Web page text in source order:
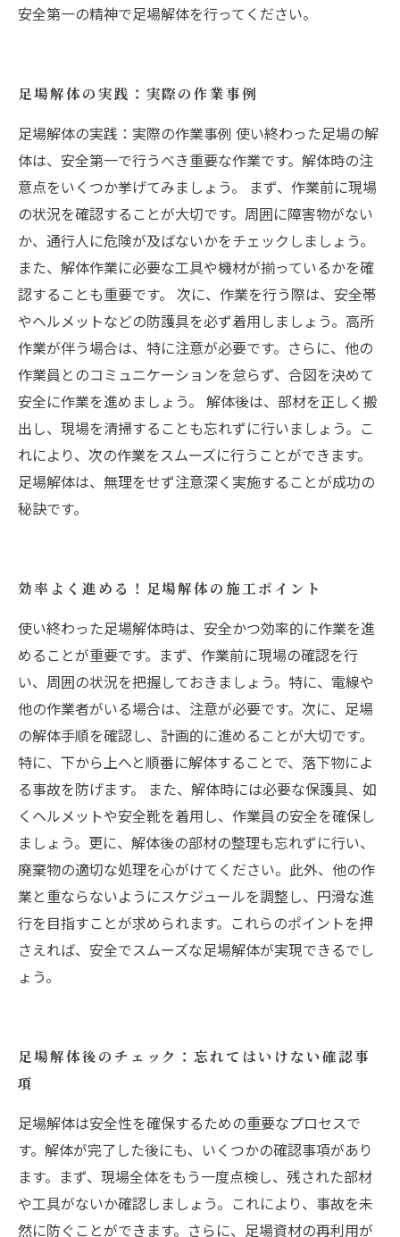
安全第一の精神で足場解体を行ってください。
足場解体の実践：実際の作業事例
足場解体の実践：実際の作業事例 使い終わった足場の解
体は、安全第一で行うべき重要な作業です。解体時の注
意点をいくつか挙げてみましょう。 まず、作業前に現場
の状況を確認することが大切です。周囲に障害物がない
か、通行人に危険が及ばないかをチェックしましょう。
また、解体作業に必要な工具や機材が揃っているかを確
認することも重要です。 次に、作業を行う際は、安全帯
やヘルメットなどの防護具を必ず着用しましょう。高所
作業が伴う場合は、特に注意が必要です。さらに、他の
作業員とのコミュニケーションを怠らず、合図を決めて
安全に作業を進めましょう。 解体後は、部材を正しく搬
出し、現場を清掃することも忘れずに行いましょう。こ
れにより、次の作業をスムーズに行うことができます。
足場解体は、無理をせず注意深く実施することが成功の
秘訣です。
効率よく進める！足場解体の施工ポイント
使い終わった足場解体時は、安全かつ効率的に作業を進
めることが重要です。まず、作業前に現場の確認を行
い、周囲の状況を把握しておきましょう。特に、電線や
他の作業者がいる場合は、注意が必要です。次に、足場
の解体手順を確認し、計画的に進めることが大切です。
特に、下から上へと順番に解体することで、落下物によ
る事故を防げます。 また、解体時には必要な保護具、如
くヘルメットや安全靴を着用し、作業員の安全を確保し
ましょう。更に、解体後の部材の整理も忘れずに行い、
廃棄物の適切な処理を心がけてください。此外、他の作
業と重ならないようにスケジュールを調整し、円滑な進
行を目指すことが求められます。これらのポイントを押
さえれば、安全でスムーズな足場解体が実現できるでし
ょう。
足場解体後のチェック：忘れてはいけない確認事
項
足場解体は安全性を確保するための重要なプロセスで
す。解体が完了した後にも、いくつかの確認事項があり
ます。まず、現場全体をもう一度点検し、残された部材
や工具がないか確認しましょう。これにより、事故を未
然に防ぐことができます。さらに、足場資材の再利用が